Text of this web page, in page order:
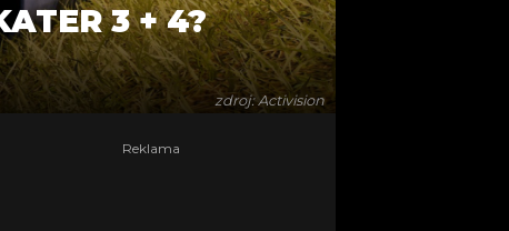
zdroj: Activision
3 + 4?